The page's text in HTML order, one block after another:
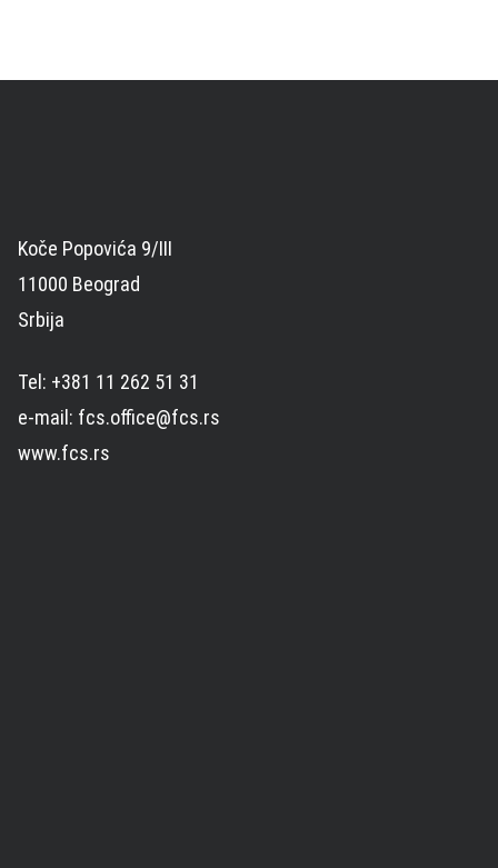
Koče Popovića 9/III
11000 Beograd
Srbija
Tel: +381 11 262 51 31
e-mail: fcs.office@fcs.rs
www.fcs.rs